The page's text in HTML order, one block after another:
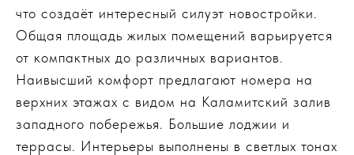
что создаёт интересный силуэт новостройки.
Общая площадь жилых помещений варьируется
от компактных до различных вариантов.
Наивысший комфорт предлагают номера на
верхних этажах с видом на Каламитский залив
западного побережья. Большие лоджии и
террасы. Интерьеры выполнены в светлых тонах